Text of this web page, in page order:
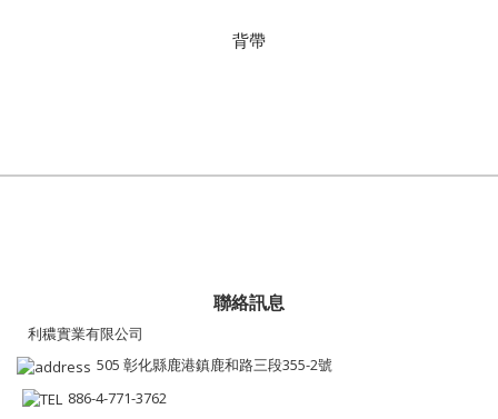
背帶
聯絡訊息
利穠實業有限公司
505 彰化縣鹿港鎮鹿和路三段355-2號
886-4-771-3762